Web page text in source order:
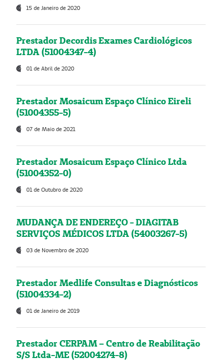
15 de Janeiro de 2020
Prestador Decordis Exames Cardiológicos
LTDA (51004347-4)
01 de Abril de 2020
Prestador Mosaicum Espaço Clínico Eireli
(51004355-5)
07 de Maio de 2021
Prestador Mosaicum Espaço Clínico Ltda
(51004352-0)
01 de Outubro de 2020
MUDANÇA DE ENDEREÇO - DIAGITAB
SERVIÇOS MÉDICOS LTDA (54003267-5)
03 de Novembro de 2020
Prestador Medlife Consultas e Diagnósticos
(51004334-2)
01 de Janeiro de 2019
Prestador CERPAM – Centro de Reabilitação
S/S Ltda-ME (52004274-8)